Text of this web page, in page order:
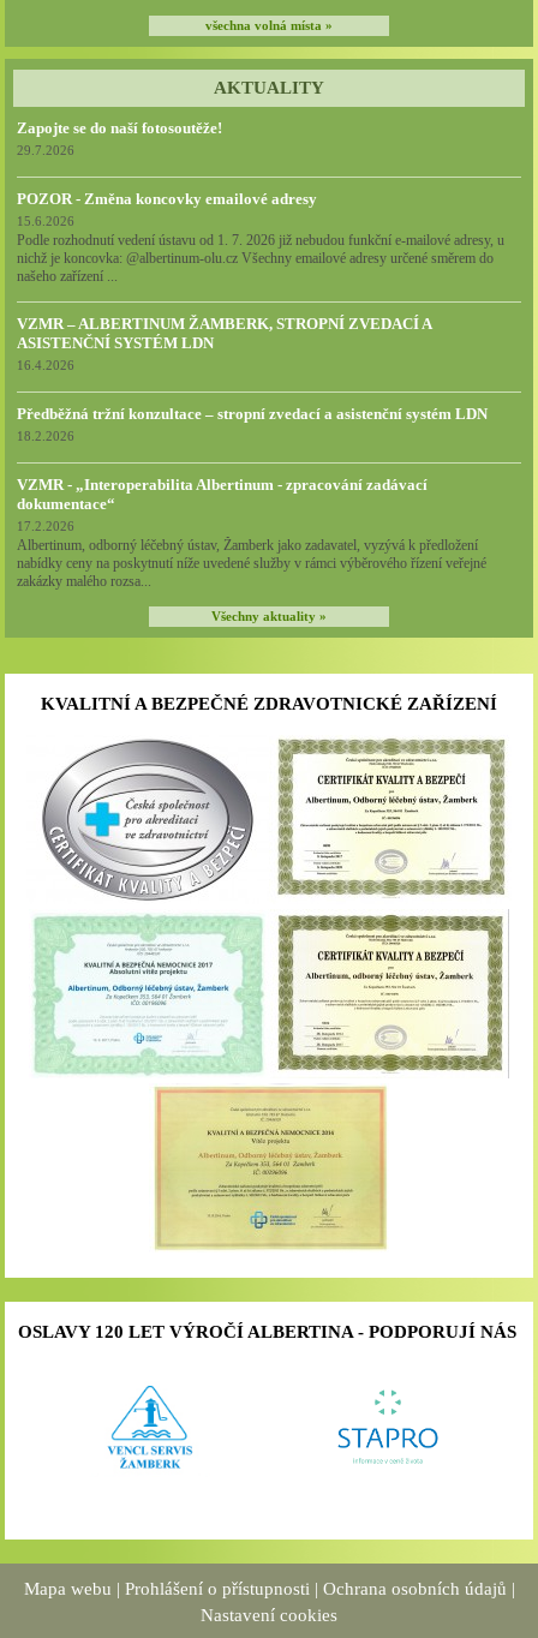
všechna volná místa »
AKTUALITY
Zapojte se do naší fotosoutěže!
29.7.2026
POZOR - Změna koncovky emailové adresy
15.6.2026
Podle rozhodnutí vedení ústavu od 1. 7. 2026 již nebudou funkční e-mailové adresy, u
nichž je koncovka: @albertinum-olu.cz Všechny emailové adresy určené směrem do
našeho zařízení ...
VZMR – ALBERTINUM ŽAMBERK, STROPNÍ ZVEDACÍ A
ASISTENČNÍ SYSTÉM LDN
16.4.2026
Předběžná tržní konzultace – stropní zvedací a asistenční systém LDN
18.2.2026
VZMR - „Interoperabilita Albertinum - zpracování zadávací
dokumentace“
17.2.2026
Albertinum, odborný léčebný ústav, Žamberk jako zadavatel, vyzývá k předložení
nabídky ceny na poskytnutí níže uvedené služby v rámci výběrového řízení veřejné
zakázky malého rozsa...
Všechny aktuality »
KVALITNÍ A BEZPEČNÉ ZDRAVOTNICKÉ ZAŘÍZENÍ
OSLAVY 120 LET VÝROČÍ ALBERTINA - PODPORUJÍ NÁS
Mapa webu | Prohlášení o přístupnosti | Ochrana osobních údajů |
Nastavení cookies